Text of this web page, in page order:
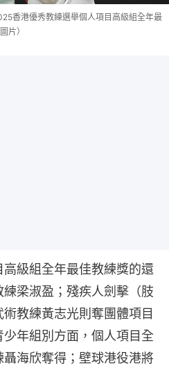
香港優秀教練選舉個人項目高級組全年最
片）
級組全年最佳教練獎的還
梁淑盈；殘疾人劍擊（肢
教練黃志光則奪團體項目
年組別方面，個人項目全
海欣奪得；壁球港役港將